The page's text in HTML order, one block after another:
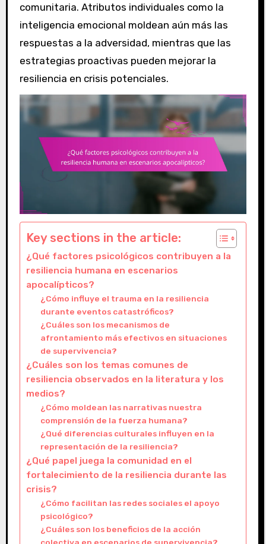
comunitaria. Atributos individuales como la
inteligencia emocional moldean aún más las
respuestas a la adversidad, mientras que las
estrategias proactivas pueden mejorar la
resiliencia en crisis potenciales.
Key sections in the article:
¿Qué factores psicológicos contribuyen a la
resiliencia humana en escenarios
apocalípticos?
¿Cómo influye el trauma en la resiliencia
durante eventos catastróficos?
¿Cuáles son los mecanismos de
afrontamiento más efectivos en situaciones
de supervivencia?
¿Cuáles son los temas comunes de
resiliencia observados en la literatura y los
medios?
¿Cómo moldean las narrativas nuestra
comprensión de la fuerza humana?
¿Qué diferencias culturales influyen en la
representación de la resiliencia?
¿Qué papel juega la comunidad en el
fortalecimiento de la resiliencia durante las
crisis?
¿Cómo facilitan las redes sociales el apoyo
psicológico?
¿Cuáles son los beneficios de la acción